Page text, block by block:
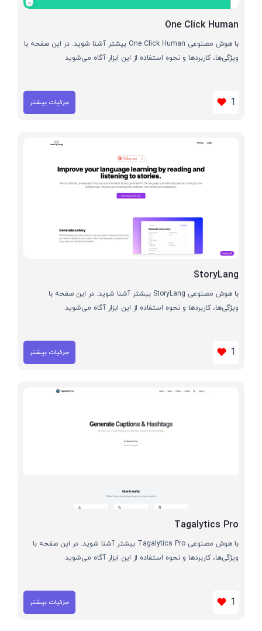
One Click Human
با هوش مصنوعی One Click Human بیشتر آشنا شوید. در این صفحه با
ویژگی‌ها، کاربردها و نحوه استفاده از این ابزار آگاه می‌شوید
1 جزئیات بیشتر
StoryLang
با هوش مصنوعی StoryLang بیشتر آشنا شوید. در این صفحه با
ویژگی‌ها، کاربردها و نحوه استفاده از این ابزار آگاه می‌شوید
1 جزئیات بیشتر
Tagalytics Pro
با هوش مصنوعی Tagalytics Pro بیشتر آشنا شوید. در این صفحه با
ویژگی‌ها، کاربردها و نحوه استفاده از این ابزار آگاه می‌شوید
1 جزئیات بیشتر